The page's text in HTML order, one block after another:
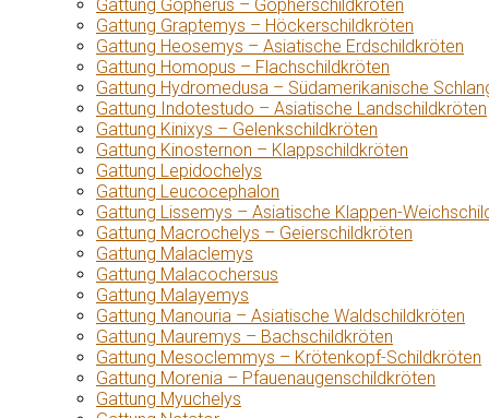
Gattung Gopherus – Gopherschildkröten
Gattung Graptemys – Höckerschildkröten
Gattung Heosemys – Asiatische Erdschildkröten
Gattung Homopus – Flachschildkröten
Gattung Hydromedusa – Südamerikanische
Gattung Indotestudo – Asiatische Landschildkröten
Gattung Kinixys – Gelenkschildkröten
Gattung Kinosternon – Klappschildkröten
Gattung Lepidochelys
Gattung Leucocephalon
Gattung Lissemys – Asiatische Klappen-
Gattung Macrochelys – Geierschildkröten
Gattung Malaclemys
Gattung Malacochersus
Gattung Malayemys
Gattung Manouria – Asiatische Waldschildkröten
Gattung Mauremys – Bachschildkröten
Gattung Mesoclemmys – Krötenkopf-Schildkröten
Gattung Morenia – Pfauenaugenschildkröten
Gattung Myuchelys